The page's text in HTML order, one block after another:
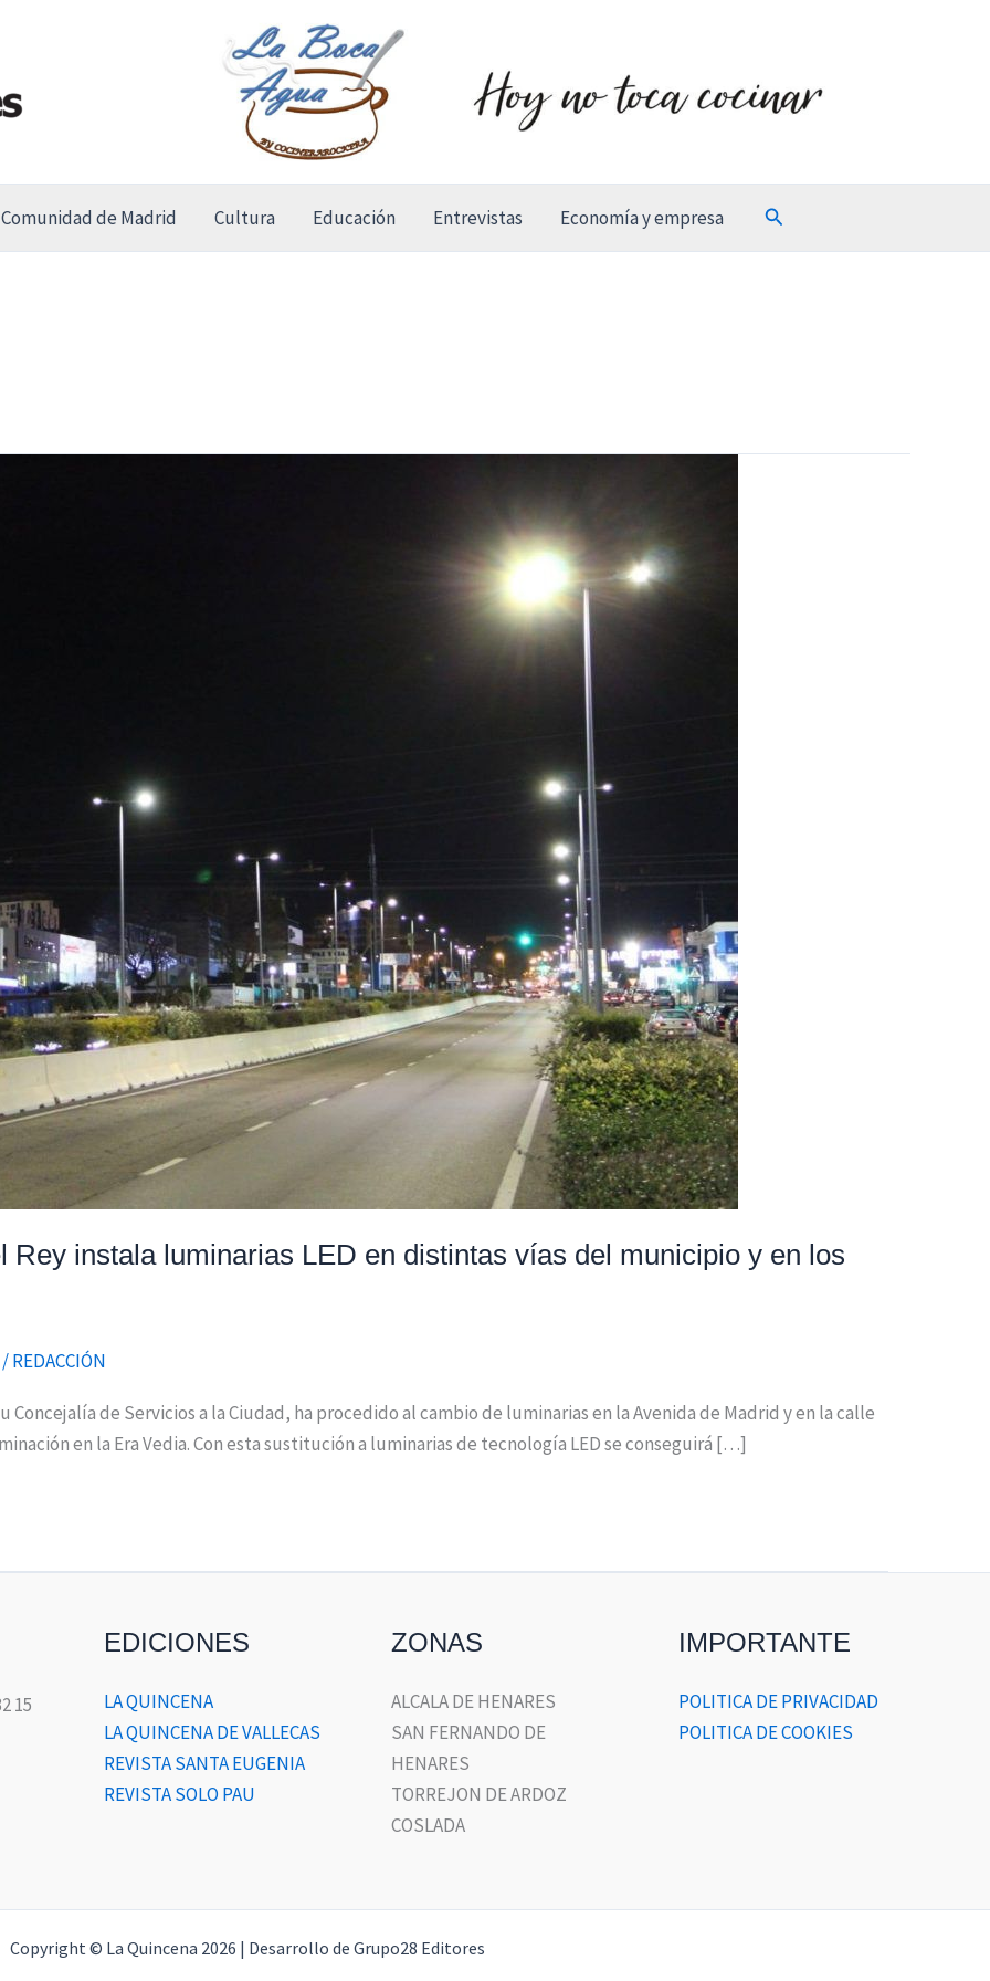
Comunidad de Madrid Cultura Educación Entrevistas Economía y empresa Buscar
Rey instala luminarias LED en distintas vías del municipio y en los
/REDACCIÓN
Concejalía de Servicios a la Ciudad, ha procedido al cambio de luminarias en la Avenida de Madrid y en la calle
en la Era Vedia. Con esta sustitución a luminarias de tecnología LED se conseguirá […]
15
EDICIONES
LA QUINCENA
LA QUINCENA DE VALLECAS
REVISTA SANTA EUGENIA
REVISTA SOLO PAU
ZONAS
ALCALA DE HENARES
SAN FERNANDO DE
HENARES
TORREJON DE ARDOZ
COSLADA
IMPORTANTE
POLITICA DE PRIVACIDAD
POLITICA DE COOKIES
Copyright © La Quincena 2026 | Desarrollo de Grupo28 Editores